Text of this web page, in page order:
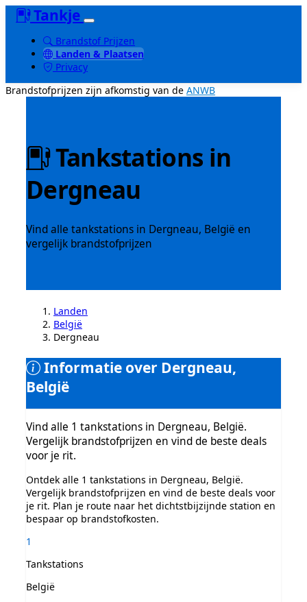
Tankje
Brandstof Prijzen
Landen & Plaatsen
Privacy
Brandstofprijzen zijn afkomstig van de ANWB
Tankstations in
Dergneau
Vind alle tankstations in Dergneau, België en
vergelijk brandstofprijzen
Landen
België
Dergneau
Informatie over Dergneau,
België
Vind alle 1 tankstations in Dergneau, België.
Vergelijk brandstofprijzen en vind de beste deals
voor je rit.
Ontdek alle 1 tankstations in Dergneau, België.
Vergelijk brandstofprijzen en vind de beste deals voor
je rit. Plan je route naar het dichtstbijzijnde station en
bespaar op brandstofkosten.
1
Tankstations
België